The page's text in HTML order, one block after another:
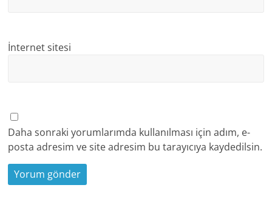
İnternet sitesi
Daha sonraki yorumlarımda kullanılması için adım, e-
posta adresim ve site adresim bu tarayıcıya kaydedilsin.